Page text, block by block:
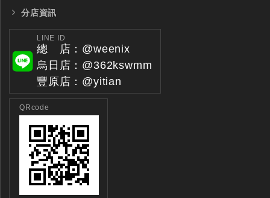
分店資訊
LINE ID
總 店：@weenix
烏日店：@362kswmm
豐原店：@yitian
QRcode